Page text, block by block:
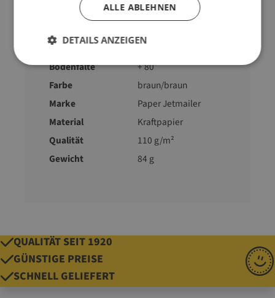
Abmessung
380 mm x 480 mm (L
Ausführung
Bodenfalte
+ 80
Farbe
braun/braun
Marke
Paper Jetmailer
Material
Kraftpapier
Qualität
110 g/m²
Gewicht
84 g
QUALITÄT SEIT 1920
GÜNSTIGE PREISE
SCHNELL GELIEFERT
ALLE ABLEHNEN
DETAILS ANZEIGEN